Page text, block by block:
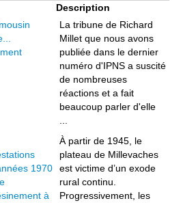
Description
La tribune de Richard
Millet que nous avons
publiée dans le dernier
numéro d'IPNS a suscité
de nombreuses
réactions et a fait
beaucoup parler d'elle
1970
à
À partir de 1945, le
plateau de Millevaches
est victime d’un exode
rural continu.
Progressivement, les